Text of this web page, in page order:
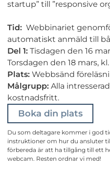
startup” till ”responsive
Tid: Webbinariet
automatiskt anmäld till
Del 1: Tisdagen den 16
Torsdagen den 18 mars,
Plats: Webbsänd
Målgrupp: Alla
kostnadsfritt.
Boka din plats
Du som deltagare kommer i god
instruktioner om hur du ansluter
förbereda är att ha tillgång till ett
webcam. Resten ordnar vi med!